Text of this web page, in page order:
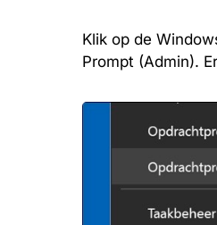
Klik op de
Prompt (Admin).